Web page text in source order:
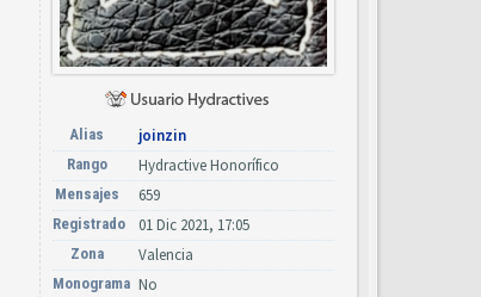
Alias joinzin
Rango Hydractive Honorífico
Mensajes 659
Registrado 01 Dic 2021, 17:05
Zona Valencia
Monograma No